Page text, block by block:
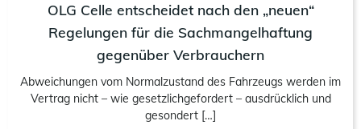
OLG Celle entscheidet nach den „neuen“
Regelungen für die Sachmangelhaftung
gegenüber Verbrauchern
Abweichungen vom Normalzustand des Fahrzeugs werden im
Vertrag nicht – wie gesetzlichgefordert – ausdrücklich und
gesondert […]